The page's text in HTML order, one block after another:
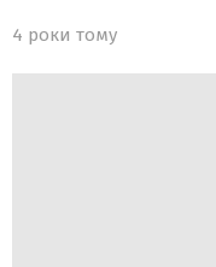
4 роки тому